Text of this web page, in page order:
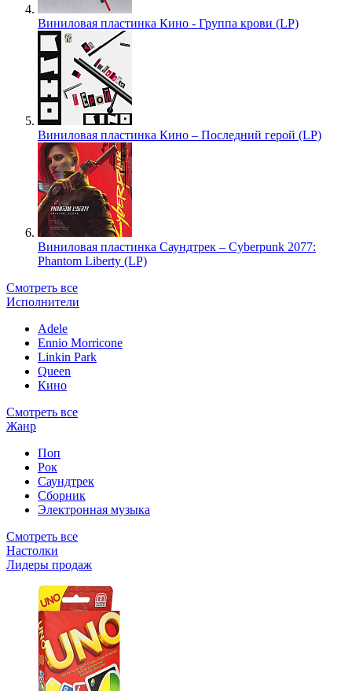
Виниловая пластинка Кино - Группа крови (LP)
Виниловая пластинка Кино – Последний герой (LP)
Виниловая пластинка Саундтрек – Cyberpunk 2077:
Phantom Liberty (LP)
Смотреть все
Исполнители
Adele
Ennio Morricone
Linkin Park
Queen
Кино
Смотреть все
Жанр
Поп
Рок
Саундтрек
Сборник
Электронная музыка
Смотреть все
Настолки
Лидеры продаж